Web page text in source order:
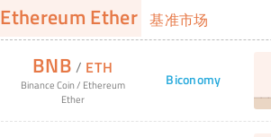
Ethereum Ether 基准市场
BNB / ETH
Binance Coin/ Ethereum
Ether
Biconomy